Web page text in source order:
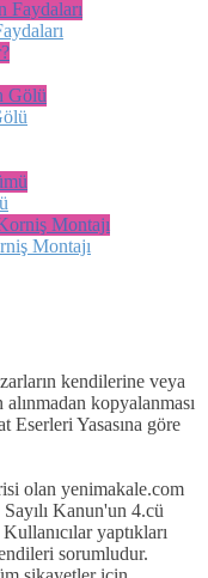
Montajı
kendilerine veya
kopyalanması
Eserleri Yasasına göre
olan yenimakale.com
Kanun'un 4.cü
yaptıkları
sorumludur.